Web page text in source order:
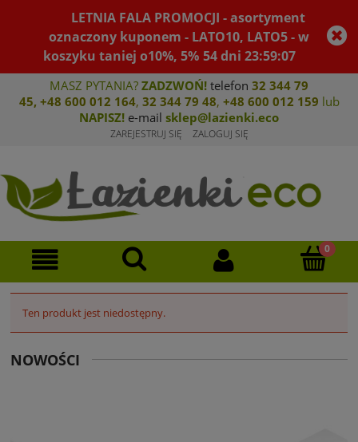
LETNIA FALA PROMOCJI - asortyment
oznaczony kuponem - LATO10, LATO5 - w
koszyku taniej o10%, 5% 54dni23:59:07
MASZ PYTANIA? ZADZWOŃ! telefon 32 344 79
45, +48 600 012 164, 32 344 79 48, +48 600 012 159 lub
NAPISZ! e-mail sklep@lazienki.eco
ZAREJESTRUJ SIĘ ZALOGUJ SIĘ
Ten produkt jest niedostępny.
NOWOŚCI